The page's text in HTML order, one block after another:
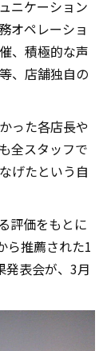
ニケーション
オペレーショ
、積極的な声
、店舗独自の
った各店長や
全スタッフで
げたという自
評価をもとに
ら推薦された1
発表会が、3月